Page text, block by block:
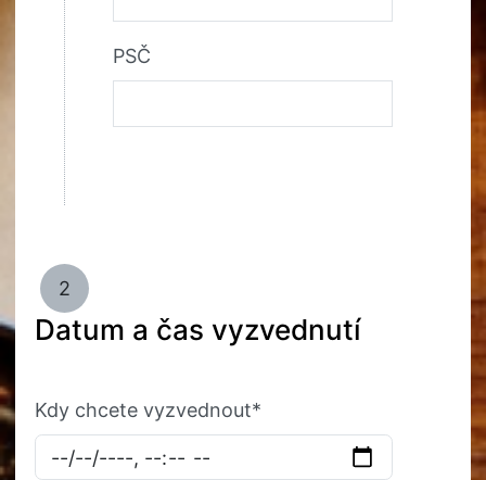
PSČ
2
Datum a čas vyzvednutí
Kdy chcete vyzvednout*